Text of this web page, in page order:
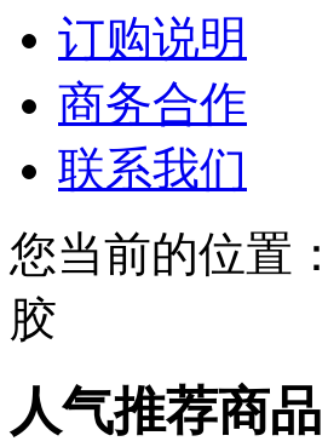
订购说明
商务合作
联系我们
您当前的位置：
胶
人气推荐商品